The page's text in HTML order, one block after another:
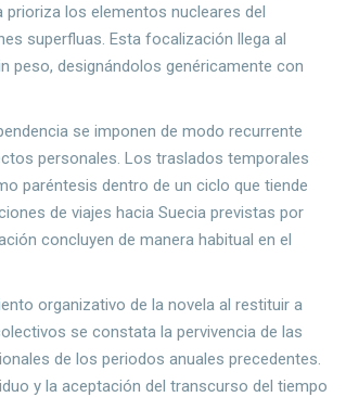
los elementos nucleares del
superfluas. Esta focalización llega al
peso, designándolos genéricamente con
se imponen de modo recurrente
personales. Los traslados temporales
paréntesis dentro de un ciclo que tiende
de viajes hacia Suecia previstas por
concluyen de manera habitual en el
organizativo de la novela al restituir a
se constata la pervivencia de las
de los periodos anuales precedentes.
y la aceptación del transcurso del tiempo